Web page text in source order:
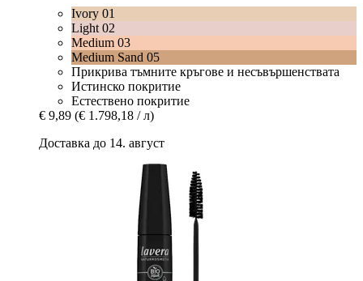
Ivory 01
Light 02
Medium 03
Medium Sand 05
Прикрива тъмните кръгове и несъвършенствата
Истинско покритие
Естествено покритие
€ 9,89 (€ 1.798,18 / л)
Доставка до 14. август